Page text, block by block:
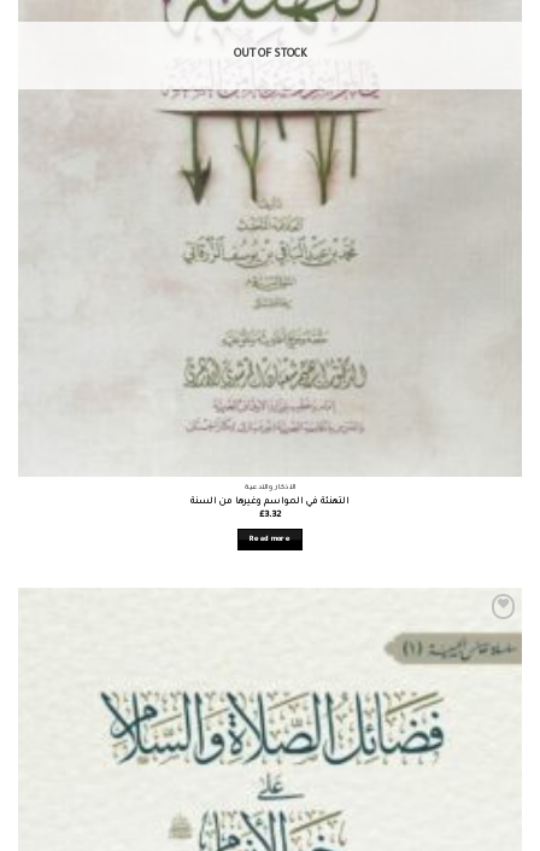
OUT OF STOCK
الأذكار والأدعية
التهنئة في المواسم وغيرها من السنة
£3.32
Read more